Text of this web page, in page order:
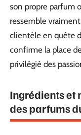
son propre parfum
ressemble
clientèle en quête
confirme la place
privilégié des
Ingrédients et
des parfums